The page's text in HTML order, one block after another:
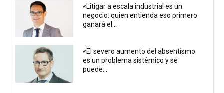
«Litigar a escala industrial es un
negocio: quien entienda eso primero
ganará el...
«El severo aumento del absentismo
es un problema sistémico y se
puede...